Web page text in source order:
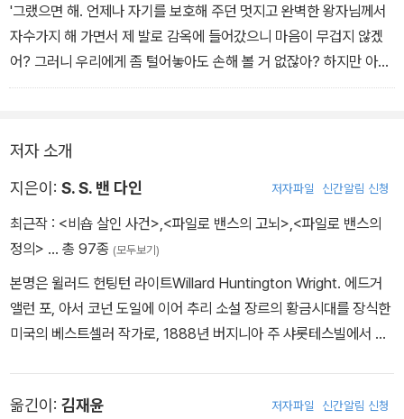
'그랬으면 해. 언제나 자기를 보호해 주던 멋지고 완벽한 왕자님께서
자수가지 해 가면서 제 발로 감옥에 들어갔으니 마음이 무겁지 않겠
어? 그러니 우리에게 좀 털어놓아도 손해 볼 거 없잖아? 하지만 아가
씨 마음을 아프게 해선 안 되겠지. 너희 경찰 녀석들의 무자비한 심문
'부드럽고 세련되게 해야지.'
마크햄이 잠시 생각하다가 말했다.
'난 빠지는 게 좋겠다. 네가 다 알아서 해라.' - 본문 295 쪽에서
저자 소개
지은이: S. S. 밴 다인 저자파일 신간알림 신청
최근작 : <비숍 살인 사건> <파일로 밴스의 고뇌> <파일로 밴스의
정의> … 총 97종 (모두보기)
본명은 윌러드 헌팅턴 라이트Willard Huntington Wright. 에드거
앨런 포, 아서 코넌 도일에 이어 추리 소설 장르의 황금시대를 장식한
미국의 베스트셀러 작가로, 1888년 버지니아 주 샤롯테스빌에서 태
되었다. 고고학이나 예술, 고전, 언어학 등의 폭넓은 지적 탐구 의식과
옮긴이: 김재윤 저자파일 신간알림 신청